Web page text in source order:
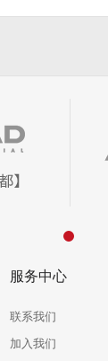
服务中心
联系我们
加入我们